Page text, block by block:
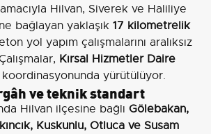
Hilvan, Siverek ve Haliliye
bağlayan yaklaşık 17 kilometrelik
yol yapım çalışmalarını aralıksız
Kırsal Hizmetler Daire
koordinasyonunda yürütülüyor.
ve teknik standart
Hilvan ilçesine bağlı Gölebakan,
Kuskunlu, Otluca ve Susam